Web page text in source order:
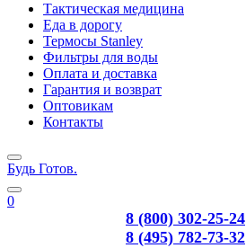
Тактическая медицина
Еда в дорогу
Термосы Stanley
Фильтры для воды
Оплата и доставка
Гарантия и возврат
Оптовикам
Контакты
Будь Готов.
0
8 (800) 302-25-24
8 (495) 782-73-32